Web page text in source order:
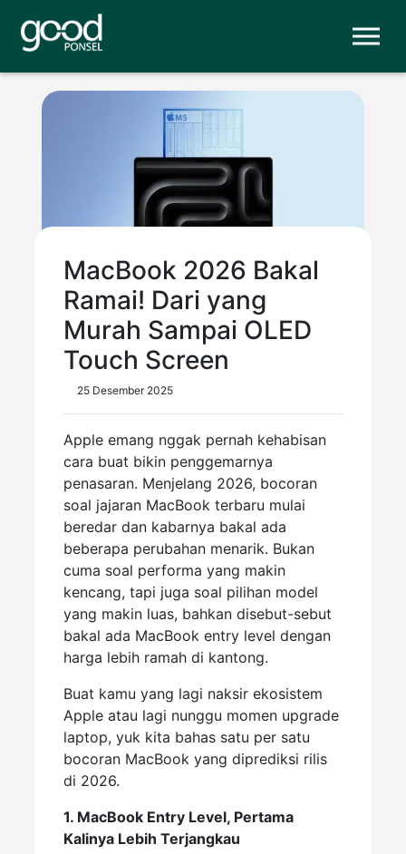
MacBook 2026 Bakal
Ramai! Dari yang
Murah Sampai OLED
Touch Screen
25 Desember 2025
Apple emang nggak pernah kehabisan
cara buat bikin penggemarnya
penasaran. Menjelang 2026, bocoran
soal jajaran MacBook terbaru mulai
beredar dan kabarnya bakal ada
beberapa perubahan menarik. Bukan
cuma soal performa yang makin
kencang, tapi juga soal pilihan model
yang makin luas, bahkan disebut-sebut
bakal ada MacBook entry level dengan
harga lebih ramah di kantong.
Buat kamu yang lagi naksir ekosistem
Apple atau lagi nunggu momen upgrade
laptop, yuk kita bahas satu per satu
bocoran MacBook yang diprediksi rilis
di 2026.
1. MacBook Entry Level, Pertama
Kalinya Lebih Terjangkau